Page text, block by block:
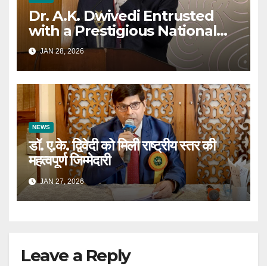
Dr. A.K. Dwivedi Entrusted
with a Prestigious National
Responsibility
JAN 28, 2026
NEWS
डॉ. ए.के. द्विवेदी को मिली राष्ट्रीय स्तर की
महत्वपूर्ण जिम्मेदारी
JAN 27, 2026
Leave a Reply